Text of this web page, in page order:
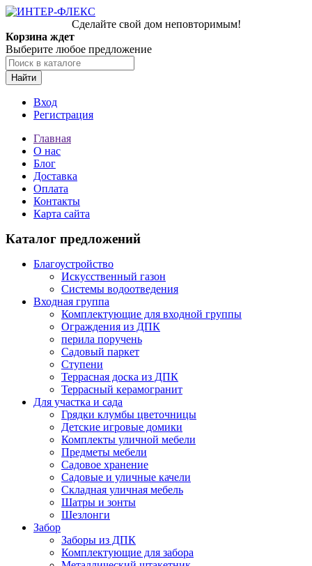
Сделайте свой дом неповторимым!
Корзина ждет
Выберите любое предложение
Найти
Вход
Регистрация
Главная
О нас
Блог
Доставка
Оплата
Контакты
Карта сайта
Каталог предложений
Благоустройство
Искусственный газон
Системы водоотведения
Входная группа
Комплектующие для входной группы
Ограждения из ДПК
перила поручень
Садовый паркет
Ступени
Террасная доска из ДПК
Террасный керамогранит
Для участка и сада
Грядки клумбы цветочницы
Детские игровые домики
Комплекты уличной мебели
Предметы мебели
Садовое хранение
Садовые и уличные качели
Складная уличная мебель
Шатры и зонты
Шезлонги
Забор
Заборы из ДПК
Комплектующие для забора